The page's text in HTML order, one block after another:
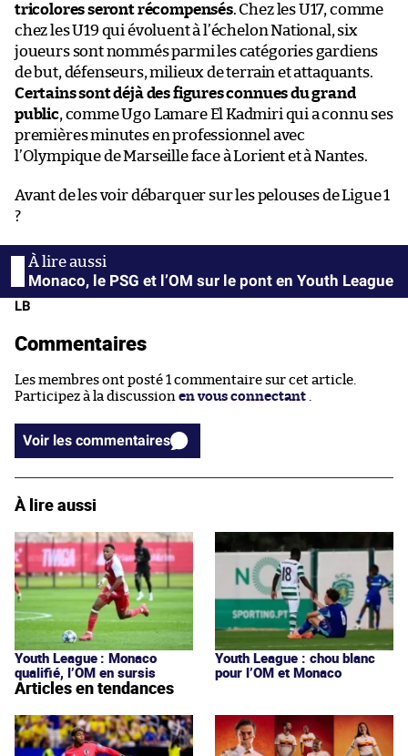
tricolores seront récompensés. Chez les U17, comme
chez les U19 qui évoluent à l’échelon National, six
joueurs sont nommés parmi les catégories gardiens
de but, défenseurs, milieux de terrain et attaquants.
Certains sont déjà des figures connues du grand
public, comme Ugo Lamare El Kadmiri qui a connu ses
premières minutes en professionnel avec
l’Olympique de Marseille face à Lorient et à Nantes.
Avant de les voir débarquer sur les pelouses de Ligue 1
?
Monaco, le PSG et l’OM sur le pont en Youth League
LB
Commentaires
Les membres ont posté 1 commentaire sur cet article.
Participez à la discussion en vous connectant
Voir les commentaires
À lire aussi
Youth League : Monaco
qualifié, l’OM en sursis
Youth League : chou blanc
pour l’OM et Monaco
Articles en tendances